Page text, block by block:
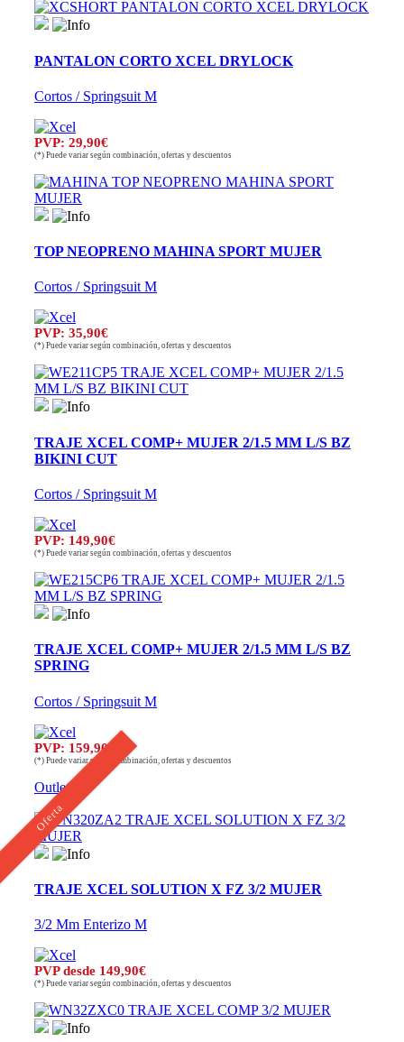
PANTALON CORTO XCEL DRYLOCK
Cortos / Springsuit M
PVP: 29,90€
(*) Puede variar según combinación, ofertas y descuentos
TOP NEOPRENO MAHINA SPORT MUJER
Cortos / Springsuit M
PVP: 35,90€
(*) Puede variar según combinación, ofertas y descuentos
TRAJE XCEL COMP+ MUJER 2/1.5 MM L/S BZ
BIKINI CUT
Cortos / Springsuit M
PVP: 149,90€
(*) Puede variar según combinación, ofertas y descuentos
TRAJE XCEL COMP+ MUJER 2/1.5 MM L/S BZ
SPRING
Cortos / Springsuit M
PVP: 159,90€
(*) Puede variar según combinación, ofertas y descuentos
Oferta
Outlet
TRAJE XCEL SOLUTION X FZ 3/2 MUJER
3/2 Mm Enterizo M
PVP desde 149,90€
(*) Puede variar según combinación, ofertas y descuentos